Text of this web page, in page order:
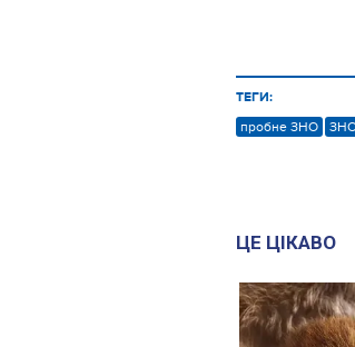
ТЕГИ:
пробне ЗНО
ЦЕ ЦІКАВО